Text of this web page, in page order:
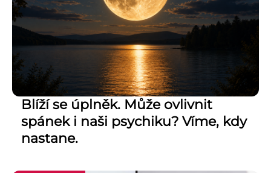
Blíží se úplněk. Může ovlivnit
spánek i naši psychiku? Víme, kdy
nastane.